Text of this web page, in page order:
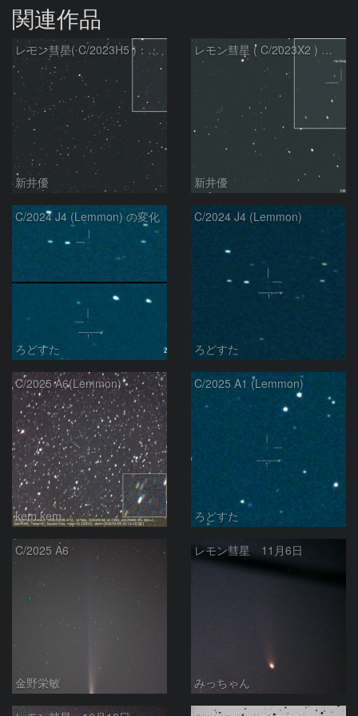
関連作品
レモン彗星( C/2023H5 )：2026/05/20
新井優
レモン彗星 ( C/2023X2 ) の予報位置：2026/05/29
新井優
C/2024 J4 (Lemmon) の変化
ろどすた
C/2024 J4 (Lemmon)
ろどすた
C/2025 A6(Lemmon)
kem.kem
C/2025 A1 (Lemmon)
ろどすた
C/2025 A6
金野栄敏
レモン彗星 11月6日
みっちゃん